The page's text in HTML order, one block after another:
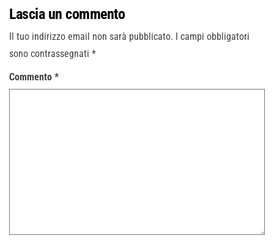
Lascia un commento
Il tuo indirizzo email non sarà pubblicato.
I campi obbligatori
sono contrassegnati *
Commento *